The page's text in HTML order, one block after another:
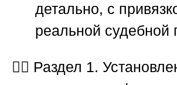
детально, с
реальной судебной
🕵️‍♂️ Раздел 1.